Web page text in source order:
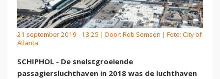
21 september 2019 - 13:25 | Door: Rob Somsen | Foto: City of
Atlanta
SCHIPHOL - De snelstgroeiende
passagiersluchthaven in 2018 was de luchthaven